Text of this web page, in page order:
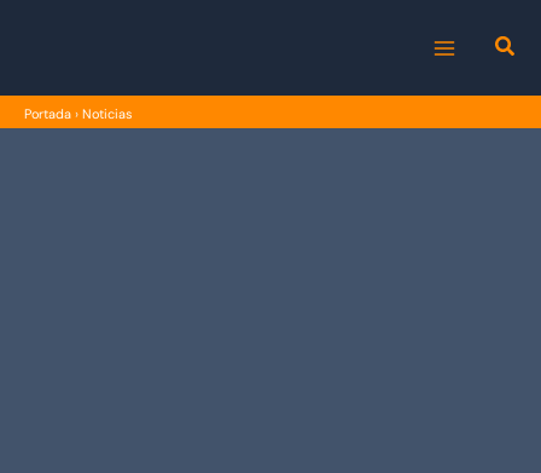
MENU
Portada › Noticias